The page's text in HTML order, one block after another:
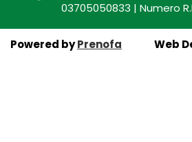
03705050833 | Numero
Powered byPrenofa Web